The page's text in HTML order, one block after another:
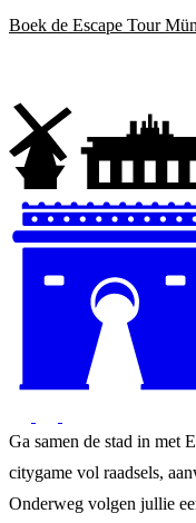
Boek de Escape Tour
Ga samen de stad in met
citygame vol raadsels,
Onderweg volgen jullie